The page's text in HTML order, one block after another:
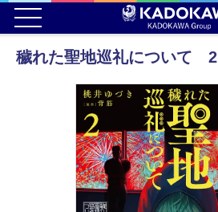
穢れた聖地巡礼について 2